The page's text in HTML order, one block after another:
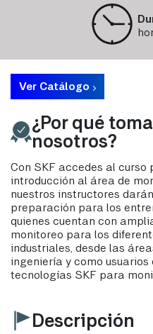
Ver Catálogo
¿Por qué
nosotros?
Con SKF accedes al curso
introducción al área de
nuestros instructores
preparación para los
quienes cuentan con
monitoreo para los
industriales, desde las
ingeniería y como
tecnologías SKF para
Descripción